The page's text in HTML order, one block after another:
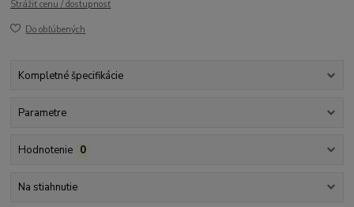
Strážiť cenu / dostupnosť
Do obľúbených
Kompletné špecifikácie
Parametre
Hodnotenie 0
Na stiahnutie